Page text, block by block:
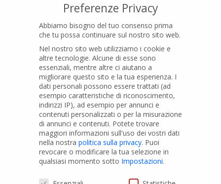
16015 Casella (GE) – Italy
01079200299
PRODOTTI
Tubi PVC
Raccordi PVC
Tubi e Raccordi in PVC-A
Pozzi Artesiani
Preferenze Privacy
Abbiamo bisogno del tuo consenso prima
che tu possa continuare sul nostro sito web.
Nel nostro sito web utilizziamo i cookie e
altre tecnologie. Alcune di esse sono
essenziali, mentre altre ci aiutano a
migliorare questo sito e la tua esperienza. I
dati personali possono essere trattati (ad
esempio caratteristiche di riconoscimento,
indirizzi IP), ad esempio per annunci e
contenuti personalizzati o per la misurazione
di annunci e contenuti. Potete trovare
maggiori informazioni sull'uso dei vostri dati
nella nostra politica sulla privacy. Puoi
revocare o modificare la tua selezione in
qualsiasi momento sotto Impostazioni.
Preferenze Privacy